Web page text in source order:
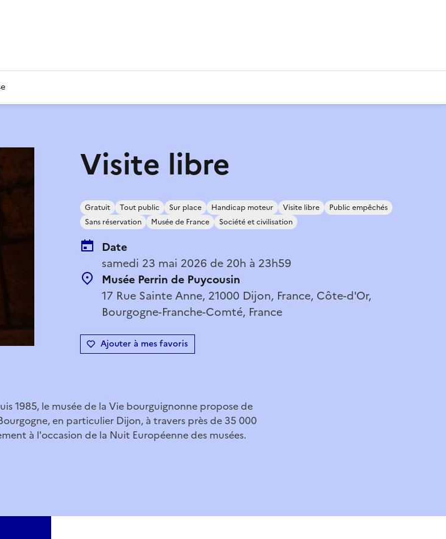
Visite libre
Gratuit Tout public Sur place Handicap moteur Visite libre
Public empêchés
Sans réservation
Musée de France Société et civilisation
Date
samedi 23 mai 2026 de 20h à 23h59
Musée Perrin de Puycousin
17 Rue Sainte Anne, 21000 Dijon, France, Côte-d'Or,
Bourgogne-Franche-Comté, France
Ajouter à mes favoris
1985, le musée de la Vie bourguignonne propose de
en particulier Dijon, à travers près de 35 000
à l'occasion de la Nuit Européenne des musées.